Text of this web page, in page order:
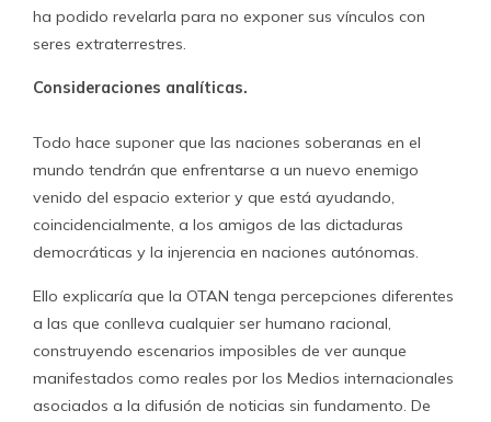
ha podido revelarla para no exponer sus vínculos con
seres extraterrestres.
Consideraciones analíticas.
Todo hace suponer que las naciones soberanas en el
mundo tendrán que enfrentarse a un nuevo enemigo
venido del espacio exterior y que está ayudando,
coincidencialmente, a los amigos de las dictaduras
democráticas y la injerencia en naciones autónomas.
Ello explicaría que la OTAN tenga percepciones diferentes
a las que conlleva cualquier ser humano racional,
construyendo escenarios imposibles de ver aunque
manifestados como reales por los Medios internacionales
asociados a la difusión de noticias sin fundamento. De